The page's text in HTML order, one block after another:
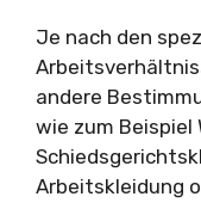
Je nach den
andere
wie zum
Arbeitskleidung